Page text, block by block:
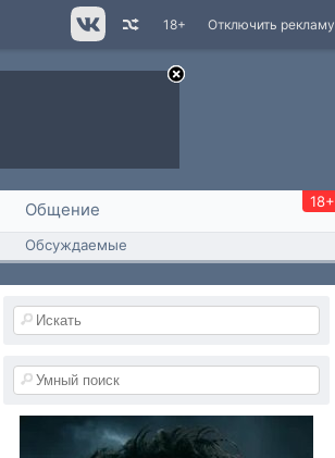
Отключить рекламу
18+
Общение 18+
Обсуждаемые